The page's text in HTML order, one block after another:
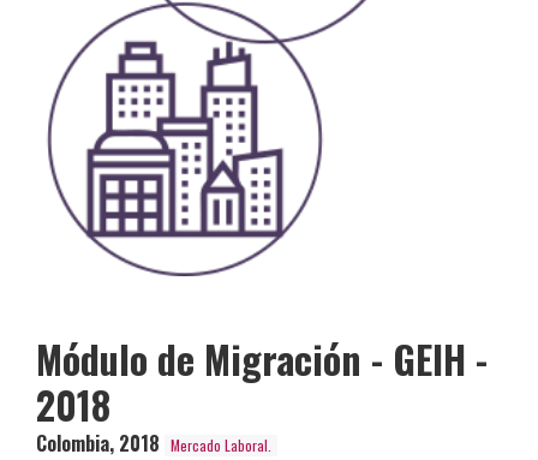
Módulo de Migración - GEIH -
2018
Colombia, 2018 Mercado Laboral.